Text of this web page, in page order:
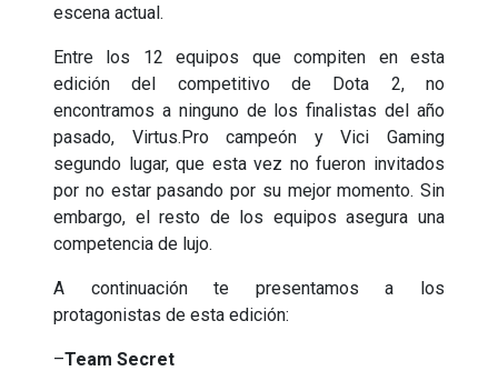
escena actual.
Entre los 12 equipos que compiten en esta
edición del competitivo de Dota 2, no
encontramos a ninguno de los finalistas del año
pasado, Virtus.Pro campeón y Vici Gaming
segundo lugar, que esta vez no fueron invitados
por no estar pasando por su mejor momento. Sin
embargo, el resto de los equipos asegura una
competencia de lujo.
A continuación te presentamos a los
protagonistas de esta edición:
–Team Secret